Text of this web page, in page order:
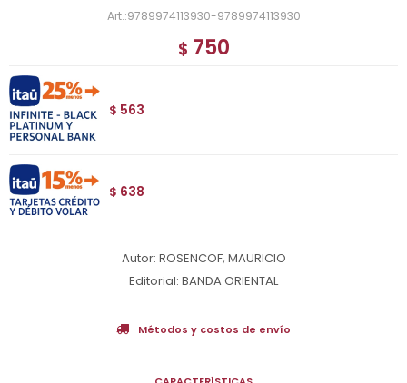
9789974113930-9789974113930
$ 750
$ 563
$ 638
Autor: ROSENCOF, MAURICIO
Editorial: BANDA ORIENTAL
Métodos y costos de envío